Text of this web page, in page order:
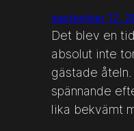
september 12,
Det blev en
absolut inte
gästade
spännande
lika bekvämt